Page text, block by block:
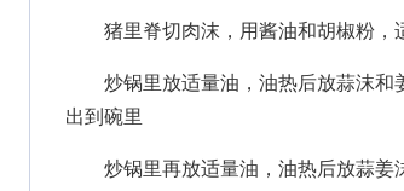
猪里脊切肉沫，用酱油和胡椒粉，
炒锅里放适量油，油热后放蒜沫和
出到碗里
炒锅里再放适量油，油热后放蒜姜